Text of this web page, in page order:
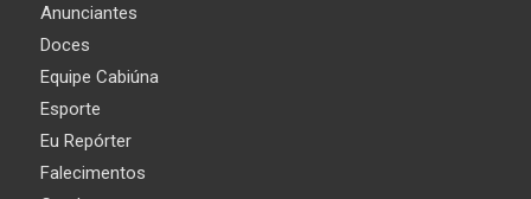
Anunciantes
Doces
Equipe Cabiúna
Esporte
Eu Repórter
Falecimentos